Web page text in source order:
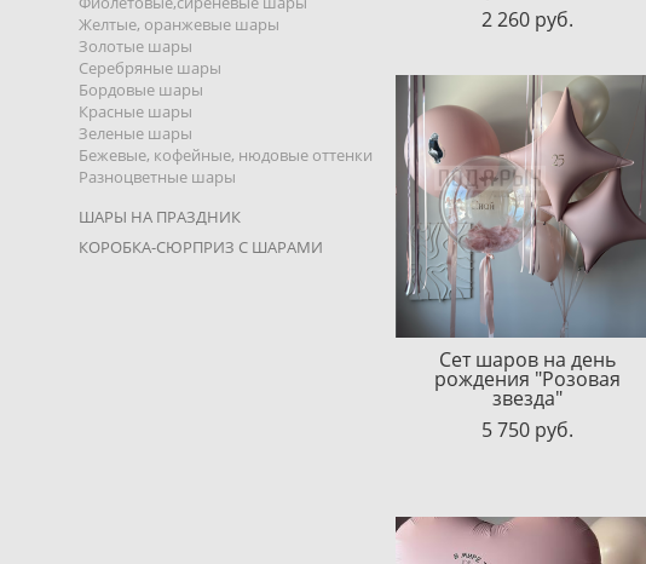
Желтые, оранжевые шары
Золотые шары
Серебряные шары
Бордовые шары
Красные шары
Зеленые шары
Бежевые, кофейные, нюдовые оттенки
Разноцветные шары
ШАРЫ НА ПРАЗДНИК
КОРОБКА-СЮРПРИЗ С ШАРАМИ
2 260 pуб.
Сет шаров на день
рождения "Розовая
звезда"
5 750 pуб.